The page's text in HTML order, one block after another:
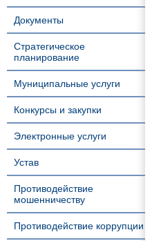
Документы
Стратегическое
планирование
Муниципальные услуги
Конкурсы и закупки
Электронные услуги
Устав
Противодействие
мошенничеству
Противодействие коррупции